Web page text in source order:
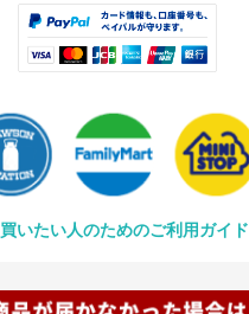
買いたい人のためのご利用ガイド